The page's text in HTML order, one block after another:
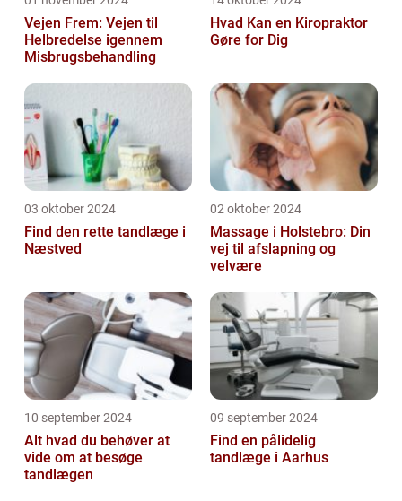
Vejen Frem: Vejen til
Helbredelse igennem
Misbrugsbehandling
Hvad Kan en Kiropraktor
Gøre for Dig
03 oktober 2024
Find den rette tandlæge i
Næstved
02 oktober 2024
Massage i Holstebro: Din
vej til afslapning og
velvære
10 september 2024
Alt hvad du behøver at
vide om at besøge
tandlægen
09 september 2024
Find en pålidelig
tandlæge i Aarhus